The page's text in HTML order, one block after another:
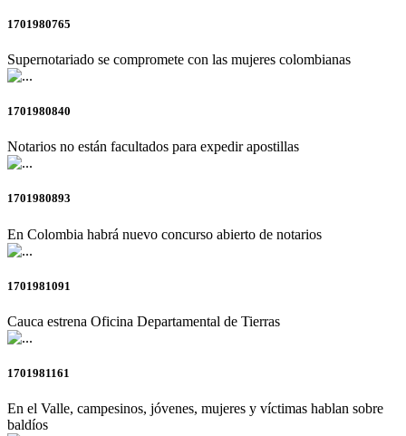
1701980765
Supernotariado se compromete con las mujeres colombianas
1701980840
Notarios no están facultados para expedir apostillas
1701980893
En Colombia habrá nuevo concurso abierto de notarios
1701981091
Cauca estrena Oficina Departamental de Tierras
1701981161
En el Valle, campesinos, jóvenes, mujeres y víctimas hablan sobre
baldíos